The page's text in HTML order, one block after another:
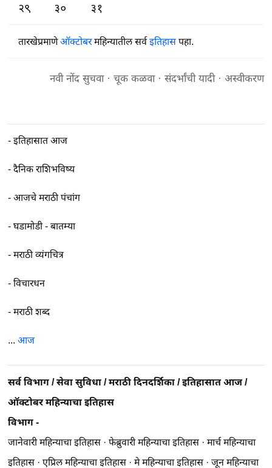
२९ ३० ३१
तारखेप्रमाणेऑक्टोबरमहिन्यातील सर्वइतिहास पहा.
नवी नोंद सुचवा· चूक कळवा· संदर्भांची यादी· अस्वीकरण
-इतिहासात आज
-दैनिक राशिभविष्य
-आजचे मराठी पंचांग
-घडामोडी - बातम्या
-मराठी व्यंगचित्र
-विचारधन
-मराठी शब्द
...आज
सर्व विभाग /सेवा सुविधा /मराठी दिनदर्शिका /इतिहासात आज/
ऑक्टोबर महिन्याचा इतिहास
विभाग -
जानेवारी महिन्याचा इतिहास ·फेब्रुवारी महिन्याचा इतिहास ·मार्च महिन्याचा
इतिहास ·एप्रिल महिन्याचा इतिहास ·मे महिन्याचा इतिहास ·जून महिन्याचा